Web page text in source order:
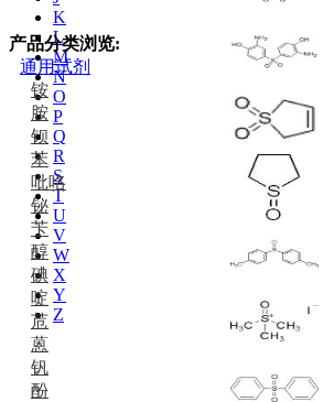
K
L
M
N
O
P
Q
R
S
T
U
V
W
X
Y
Z
产品分类浏览:
通用试剂
铵
胺
钡
苯
吡咯
铋
苄
醇
碘
啶
苊
蒽
钒
酚